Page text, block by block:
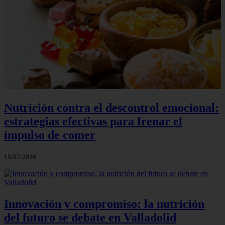
Nutrición contra el descontrol emocional:
estrategias efectivas para frenar el
impulso de comer
15/07/2026
Innovación y compromiso: la nutrición
del futuro se debate en Valladolid